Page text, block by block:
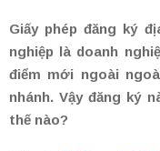
Giấy phép đăng ký
nghiệp là doanh
điểm mới ngoài
nhánh. Vậy đăng ký
thế nào?